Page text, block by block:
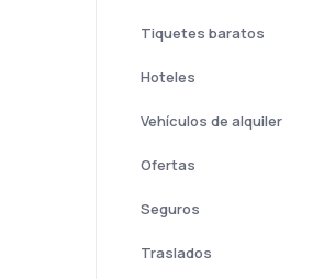
Tiquetes baratos
Hoteles
Vehículos de alquiler
Ofertas
Seguros
Traslados